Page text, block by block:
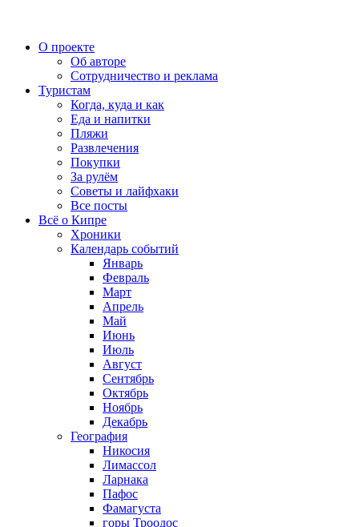
О проекте
Об авторе
Сотрудничество и реклама
Туристам
Когда, куда и как
Еда и напитки
Пляжи
Развлечения
Покупки
За рулём
Советы и лайфхаки
Все посты
Всё о Кипре
Хроники
Календарь событий
Январь
Февраль
Март
Апрель
Май
Июнь
Июль
Август
Сентябрь
Октябрь
Ноябрь
Декабрь
География
Никосия
Лимассол
Ларнака
Пафос
Фамагуста
горы Троодос